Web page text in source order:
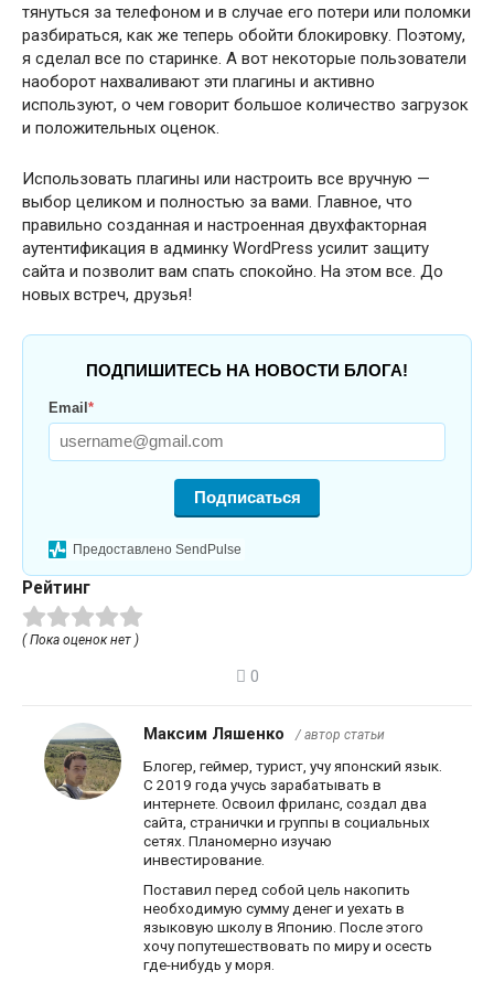
тянуться за телефоном и в случае его потери или поломки
разбираться, как же теперь обойти блокировку. Поэтому,
я сделал все по старинке. А вот некоторые пользователи
наоборот нахваливают эти плагины и активно
используют, о чем говорит большое количество загрузок
и положительных оценок.
Использовать плагины или настроить все вручную —
выбор целиком и полностью за вами. Главное, что
правильно созданная и настроенная двухфакторная
аутентификация в админку WordPress усилит защиту
сайта и позволит вам спать спокойно. На этом все. До
новых встреч, друзья!
ПОДПИШИТЕСЬ НА НОВОСТИ БЛОГА!
Email *
Подписаться
Предоставлено SendPulse
Рейтинг
( Пока оценок нет )
0
Максим Ляшенко / автор статьи
Блогер, геймер, турист, учу японский язык.
С 2019 года учусь зарабатывать в
интернете. Освоил фриланс, создал два
сайта, странички и группы в социальных
сетях. Планомерно изучаю
инвестирование.
Поставил перед собой цель накопить
необходимую сумму денег и уехать в
языковую школу в Японию. После этого
хочу попутешествовать по миру и осесть
где-нибудь у моря.